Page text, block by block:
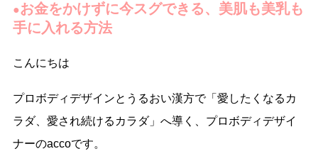
●お金をかけずに今スグできる、美肌も美乳も
手に入れる方法
こんにちは
プロボディデザインとうるおい漢方で「愛したくなるカ
ラダ、愛され続けるカラダ」へ導く、プロボディデザイ
ナーのaccoです。